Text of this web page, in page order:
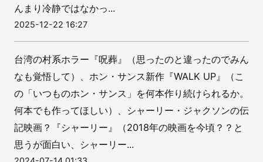
んまり冷静ではなかっ...
2025-12-22 16:27
台湾の村系ホラー『呪葬』（思ったのと違ったのでみん
なも覚悟して）、ホン・サンス新作『WALK UP』（こ
の「いつものホン・サンス」を何本作り続けられるか。
何本でも作ってほしい）、シャーリー・ジャクソンの伝
記映画？『シャーリー』（2018年の映画を今頃？？と
思うが面白い、シャーリー...